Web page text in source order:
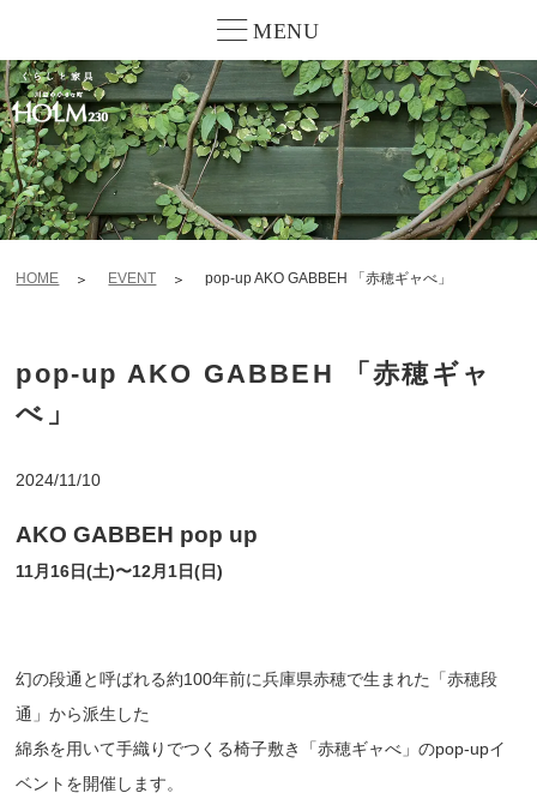
MENU
HOME EVENT pop-up AKO GABBEH 「赤穂ギャべ」
pop-up AKO GABBEH 「赤穂ギャ
べ」
2024/11/10
AKO GABBEH pop up
11月16日(土)〜12月1日(日)
幻の段通と呼ばれる約100年前に兵庫県赤穂で生まれた「赤穂段
通」から派生した
綿糸を用いて手織りでつくる椅子敷き「赤穂ギャべ」のpop-upイ
ベントを開催します。